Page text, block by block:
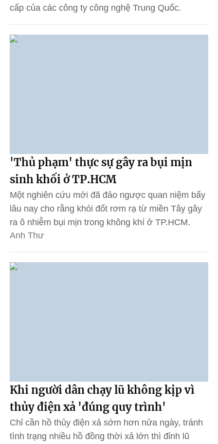
cấp của các công ty công nghệ Trung Quốc.
'Thủ phạm' thực sự gây ra bụi mịn
sinh khối ở TP.HCM
Một nghiên cứu mới đã đảo ngược quan niệm bấy
lâu nay cho rằng khói đốt rơm rạ từ miền Tây gây
ra ô nhiễm bụi mịn trong không khí ở TP.HCM.
Anh Thư
Khi người dân chạy lũ không kịp vì
thủy điện xả 'đúng quy trình'
Chỉ cần hồ thủy điện xả sớm hơn nửa ngày, tránh
tình trạng nhiều hồ đồng thời xả lớn thì đỉnh lũ